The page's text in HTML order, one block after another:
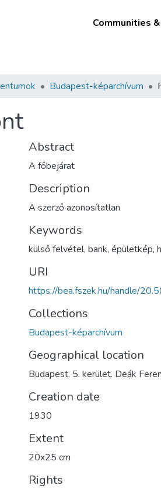
Communities
Budapest-képarchívum
Abstract
A főbejárat
Description
A szerző azonosítatlan
Keywords
külső felvétel, bank, épületkép,
URI
https://bea.fszek.hu/handle/
Collections
Budapest-képarchívum
Geographical location
Budapest. 5. kerület. Deák
Creation date
1930
Extent
20x25 cm
Rights